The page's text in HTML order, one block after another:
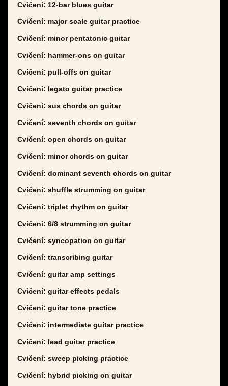
Cvičení: 12-bar blues guitar
Cvičení: major scale guitar practice
Cvičení: minor pentatonic guitar
Cvičení: hammer-ons on guitar
Cvičení: pull-offs on guitar
Cvičení: legato guitar practice
Cvičení: sus chords on guitar
Cvičení: seventh chords on guitar
Cvičení: open chords on guitar
Cvičení: minor chords on guitar
Cvičení: dominant seventh chords on guitar
Cvičení: shuffle strumming on guitar
Cvičení: triplet rhythm on guitar
Cvičení: 6/8 strumming on guitar
Cvičení: syncopation on guitar
Cvičení: transcribing guitar
Cvičení: guitar amp settings
Cvičení: guitar effects pedals
Cvičení: guitar tone practice
Cvičení: intermediate guitar practice
Cvičení: lead guitar practice
Cvičení: sweep picking practice
Cvičení: hybrid picking on guitar